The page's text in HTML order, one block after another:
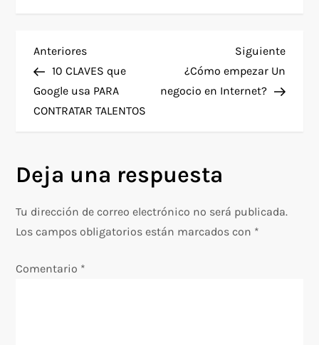
N
a
v
g
a
Entrada
anterior
Anteriores
10 CLAVES que
Google usa PARA
CONTRATAR TALENTOS
Siguiente
¿Cómo empezar Un
negocio en Internet?
Deja una respuesta
Tu dirección de correo electrónico no será publicada.
Los campos obligatorios están marcados con *
Comentario *